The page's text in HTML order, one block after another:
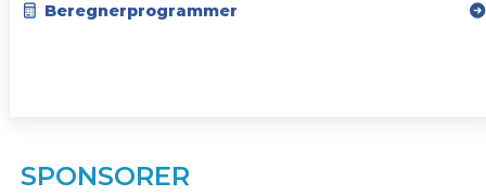
Beregnerprogrammer
SPONSORER